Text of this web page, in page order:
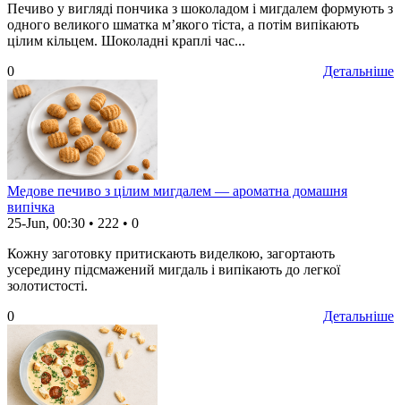
Печиво у вигляді пончика з шоколадом і мигдалем формують з
одного великого шматка м’якого тіста, а потім випікають
цілим кільцем. Шоколадні краплі час...
Детальніше
0
Медове печиво з цілим мигдалем — ароматна домашня
випічка
25-Jun, 00:30 • 222 • 0
Кожну заготовку притискають виделкою, загортають
усередину підсмажений мигдаль і випікають до легкої
золотистості.
Детальніше
0